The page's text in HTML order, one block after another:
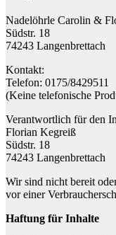
Nadelöhrle Carolin &
Südstr. 18
74243 Langenbrettach
Kontakt:
Telefon: 0175/8429511
(Keine telefonische
Verantwortlich für den
Florian Kegreiß
Südstr. 18
74243 Langenbrettach
Wir sind nicht bereit
vor einer
Haftung für Inhalte